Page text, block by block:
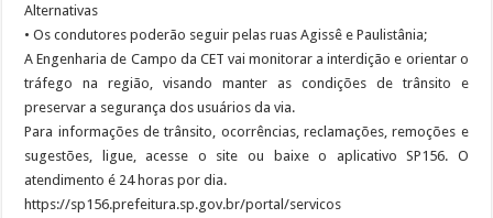
Alternativas
• Os condutores poderão seguir pelas ruas Agissê e Paulistânia;
A Engenharia de Campo da CET vai monitorar a interdição e orientar o
tráfego na região, visando manter as condições de trânsito e
preservar a segurança dos usuários da via.
Para informações de trânsito, ocorrências, reclamações, remoções e
sugestões, ligue, acesse o site ou baixe o aplicativo SP156. O
atendimento é 24 horas por dia.
https://sp156.prefeitura.sp.gov.br/portal/servicos